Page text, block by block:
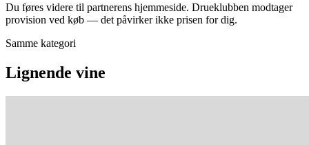
Du føres videre til partnerens hjemmeside. Drueklubben modtager
provision ved køb — det påvirker ikke prisen for dig.
Samme kategori
Lignende vine